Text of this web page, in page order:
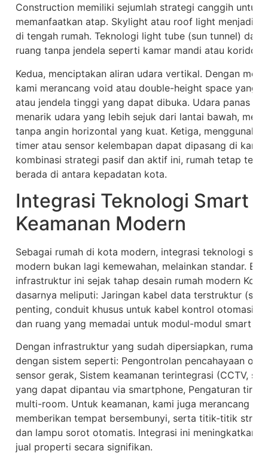
Construction memiliki sejumlah strategi canggih untuk
memanfaatkan atap. Skylight atau roof light menjadi
di tengah rumah. Teknologi light tube (sun tunnel)
ruang tanpa jendela seperti kamar mandi atau koridor.
Kedua, menciptakan aliran udara vertikal. Dengan
kami merancang void atau double-height space yang
atau jendela tinggi yang dapat dibuka. Udara panas
menarik udara yang lebih sejuk dari lantai bawah,
tanpa angin horizontal yang kuat. Ketiga,
timer atau sensor kelembapan dapat dipasang di
kombinasi strategi pasif dan aktif ini, rumah tetap
berada di antara kepadatan kota.
Integrasi Teknologi Smart
Keamanan Modern
Sebagai rumah di kota modern, integrasi teknologi
modern bukan lagi kemewahan, melainkan standar.
infrastruktur ini sejak tahap desain rumah modern
dasarnya meliputi: Jaringan kabel data terstruktur
penting, conduit khusus untuk kabel kontrol otomasi,
dan ruang yang memadai untuk modul-modul smart
Dengan infrastruktur yang sudah dipersiapkan, rumah
dengan sistem seperti: Pengontrolan pencahayaan
sensor gerak, Sistem keamanan terintegrasi (CCTV,
yang dapat dipantau via smartphone, Pengaturan tirai
multi-room. Untuk keamanan, kami juga merancang
memberikan tempat bersembunyi, serta titik-titik
dan lampu sorot otomatis. Integrasi ini meningkatkan
jual properti secara signifikan.